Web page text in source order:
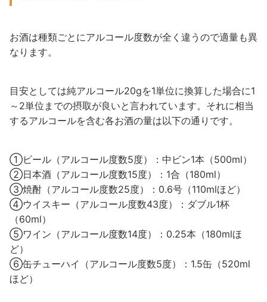
お酒は種類ごとにアルコール度数が全く違うので適量も異
なります。
目安としては純アルコール20gを1単位に換算した場合に1
～2単位までの摂取が良いと言われています。それに相当
するアルコールを含む各お酒の量は以下の通りです。
①ビール（アルコール度数5度）：中ビン1本（500ml）
②日本酒（アルコール度数15度）：1合（180ml）
③焼酎（アルコール度数25度）：0.6号（110mlほど）
④ウイスキー（アルコール度数43度）：ダブル1杯
（60ml）
⑤ワイン（アルコール度数14度）：0.25本（180mlほ
ど）
⑥缶チューハイ（アルコール度数5度）：1.5缶（520mⅼ
ほど）